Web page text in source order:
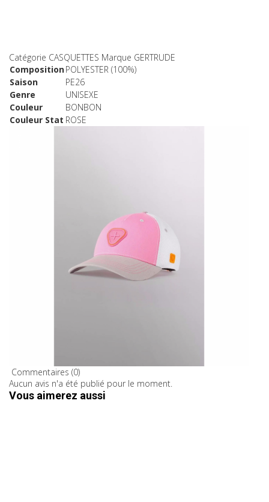
Catégorie CASQUETTES Marque GERTRUDE
CompositionPOLYESTER (100%)
Saison
PE26
Genre
UNISEXE
Couleur
BONBON
Couleur Stat ROSE
Commentaires (0)
Aucun avis n'a été publié pour le moment.
Vous aimerez aussi